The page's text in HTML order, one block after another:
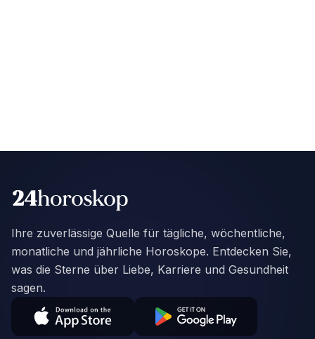
Ihre zuverlässige Quelle für tägliche, wöchentliche,
monatliche und jährliche Horoskope. Entdecken Sie,
was die Sterne über Liebe, Karriere und Gesundheit
sagen.